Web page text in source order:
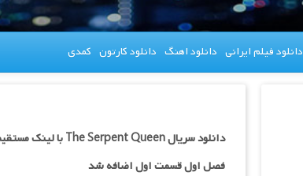
دانلود فیلم ایرانی دانلود اهنگ دانلود کارتون کمدی
دانلود سریال The Serpent Queen با لینک مستقیم
فصل اول قسمت اول اضافه شد